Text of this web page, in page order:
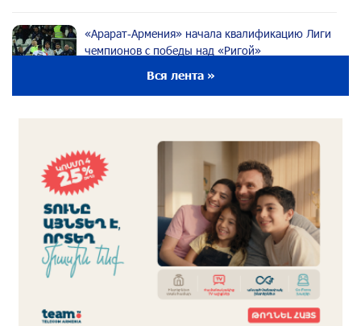
«Арарат‑Армения» начала квалификацию Лиги
чемпионов с победы над «Ригой»
около одного месяца назад
Аравийским морем
около одного месяца назад
Вопрос об аресте Чалабяна дошел до
Европейского парламента: «Паст»
около одного месяца назад
и чего на самом деле ожидает общество?
Вся лента »